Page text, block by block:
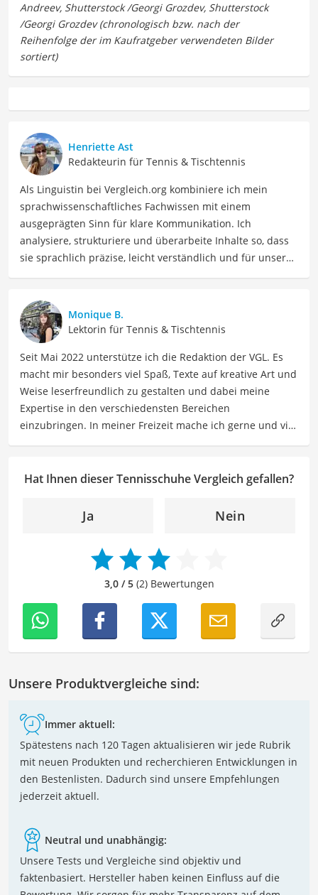
Henriette Ast
Redakteurin für Tennis & Tischtennis
Als Linguistin bei Vergleich.org kombiniere ich mein
sprachwissenschaftliches Fachwissen mit einem
ausgeprägten Sinn für klare Kommunikation. Ich
analysiere, strukturiere und überarbeite Inhalte so, dass
sie sprachlich präzise, leicht verständlich und für unsere
beschäftige ich mich gerne mit verschiedenen Hobbys
und Freizeitaktivitäten. Dieses Interesse spiegelt sich in
meinen Beiträgen wider, die sich mit Freizeitideen,
Reiseempfehlungen, Hobbytipps und Anregungen für die
Freizeitgestaltung befassen.
Monique B.
Lektorin für Tennis & Tischtennis
Seit Mai 2022 unterstütze ich die Redaktion der VGL. Es
macht mir besonders viel Spaß, Texte auf kreative Art und
Weise leserfreundlich zu gestalten und dabei meine
Expertise in den verschiedensten Bereichen
einzubringen. In meiner Freizeit mache ich gerne und viel
Klarheit, Verständlichkeit und stilistische Korrektheit zu
Ausdruck der Texte zu verbessern, um Ihnen eine
angenehme Leseerfahrung zu bieten. Durch meine
langjährige Erfahrung als Lektorin will ich vor allem dazu
beitragen, dass die Inhalte unserer Redaktion optimal
präsentiert werden und ihre volle Wirkung entfalten.
Hat Ihnen dieser Tennisschuhe Vergleich gefallen?
Ja Nein
3,0 / 5(2) Bewertungen
Unsere Produktvergleiche sind:
Immer aktuell:
Spätestens nach 120 Tagen aktualisieren wir jede Rubrik
mit neuen Produkten und recherchieren Entwicklungen in
den Bestenlisten. Dadurch sind unsere Empfehlungen
jederzeit aktuell.
Neutral und unabhängig:
Unsere Tests und Vergleiche sind objektiv und
faktenbasiert. Hersteller haben keinen Einfluss auf die